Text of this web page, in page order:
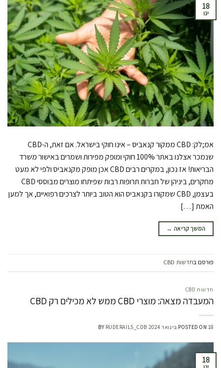
18
ינו
אמ;לק: CBD ממקור קנאביס – אינו חוקי בישראל. אם זאת, ה-CBD
שנמכר אצלנו באתר 100% חוקי ומופק מפירות ושמרים באישור משרד
הבריאות! אז נכון, במקרים רבים CBD אכן מופק מקנאביס ולפי לא מעט
מחקרים, ביניהן של חברות תרופות רבות שפיתחו מוצרים מבוססי CBD
בעצמן, CBD שמקורו בקנאביס הוא הטוב ביותר לצרכים רפואיים, אך למען
האמת […]
המשך קריאה →
פורסם בחדשות CBD
חדשות CBD
המעבדה מצאה: מוצרי CBD ממש לא מכילים רק CBD
POSTED ON 18 בינואר 2024 BY RUDERAILS_CDB
18